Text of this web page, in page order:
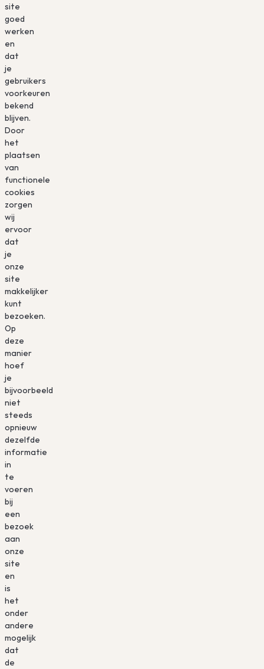
site
goed
werken
en
dat
je
gebruikers
voorkeuren
bekend
blijven.
Door
het
plaatsen
van
functionele
cookies
zorgen
wij
ervoor
dat
je
onze
site
makkelijker
kunt
bezoeken.
Op
deze
manier
hoef
je
bijvoorbeeld
niet
steeds
opnieuw
dezelfde
informatie
in
te
voeren
bij
een
bezoek
aan
onze
site
en
is
het
onder
andere
mogelijk
dat
de